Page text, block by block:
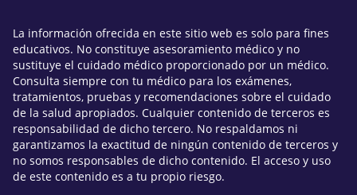
La información ofrecida en este sitio web es solo para fines
educativos. No constituye asesoramiento médico y no
sustituye el cuidado médico proporcionado por un médico.
Consulta siempre con tu médico para los exámenes,
tratamientos, pruebas y recomendaciones sobre el cuidado
de la salud apropiados. Cualquier contenido de terceros es
responsabilidad de dicho tercero. No respaldamos ni
garantizamos la exactitud de ningún contenido de terceros y
no somos responsables de dicho contenido. El acceso y uso
de este contenido es a tu propio riesgo.